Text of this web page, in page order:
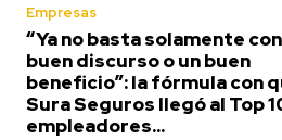
Empresas
“Ya no basta solamente
buen discurso o un buen
beneficio”: la fórmula con
Sura Seguros llegó al Top
empleadores...